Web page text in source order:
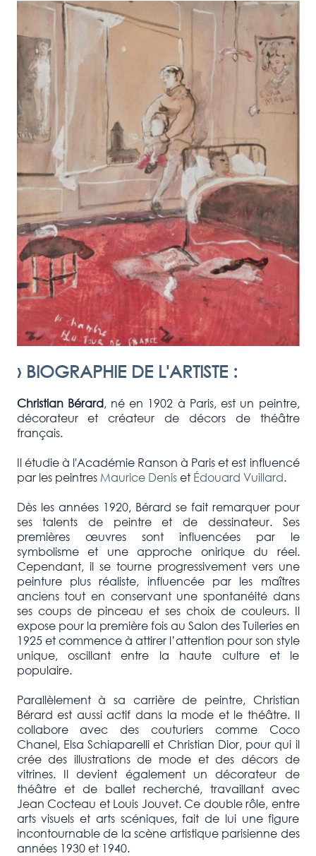
› BIOGRAPHIE DE L'ARTISTE:
Christian Bérard, né en 1902 à Paris, est un peintre,
décorateur et créateur de décors de théâtre
français.
Il étudie à l'Académie Ranson à Paris et est influencé
par les peintres Maurice Deniset Édouard Vuillard.
Dès les années 1920, Bérard se fait remarquer pour
ses talents de peintre et de dessinateur. Ses
premières œuvres sont influencées par le
symbolisme et une approche onirique du réel.
Cependant, il se tourne progressivement vers une
peinture plus réaliste, influencée par les maîtres
anciens tout en conservant une spontanéité dans
ses coups de pinceau et ses choix de couleurs. Il
expose pour la première fois au Salon des Tuileries en
1925 et commence à attirer l’attention pour son style
unique, oscillant entre la haute culture et le
populaire.
Parallèlement à sa carrière de peintre, Christian
Bérard est aussi actif dans la mode et le théâtre. Il
collabore avec des couturiers comme Coco
Chanel, Elsa Schiaparelli et Christian Dior, pour qui il
crée des illustrations de mode et des décors de
vitrines. Il devient également un décorateur de
théâtre et de ballet recherché, travaillant avec
Jean Cocteau et Louis Jouvet. Ce double rôle, entre
arts visuels et arts scéniques, fait de lui une figure
incontournable de la scène artistique parisienne des
années 1930 et 1940.